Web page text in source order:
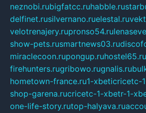
neznobi.rubigfatcc.ruhabble.ru
delfinet.rusilvernano.ruelestal.ru
velotrenajery.rupronso54.ru
show-pets.rusmartnews03.ru
miraclecoon.rupongup.ruhostel65.ru
firehunters.rugribowo.rugnalis.ru
hometown-france.ru1-xbeticricetc-
shop-garena.rucricetc-1-xbetr-1-
one-life-story.rutop-halyava.ru